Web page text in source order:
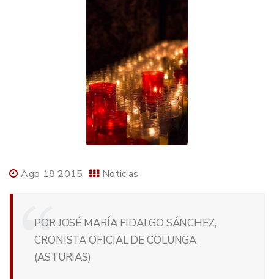
Ago 18 2015 Noticias
POR JOSÉ MARÍA FIDALGO SÁNCHEZ,
CRONISTA OFICIAL DE COLUNGA
(ASTURIAS)